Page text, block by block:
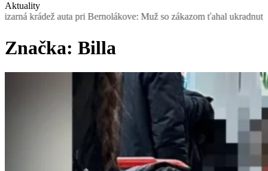
Aktuality
pri Bernolákove: Muž so zákazom ťahal ukradnutý Seat,
Značka: Billa